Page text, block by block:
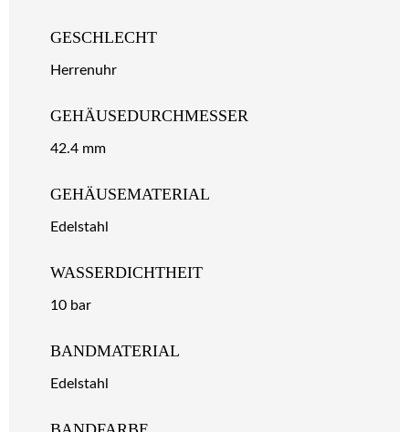
GESCHLECHT
Herrenuhr
GEHÄUSEDURCHMESSER
42.4 mm
GEHÄUSEMATERIAL
Edelstahl
WASSERDICHTHEIT
10 bar
BANDMATERIAL
Edelstahl